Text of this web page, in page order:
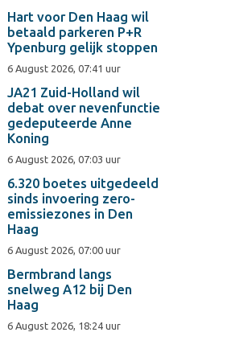
Hart voor Den Haag wil
betaald parkeren P+R
Ypenburg gelijk stoppen
6 August 2026, 07:41 uur
JA21 Zuid-Holland wil
debat over nevenfunctie
gedeputeerde Anne
Koning
6 August 2026, 07:03 uur
6.320 boetes uitgedeeld
sinds invoering zero-
emissiezones in Den
Haag
6 August 2026, 07:00 uur
Bermbrand langs
snelweg A12 bij Den
Haag
6 August 2026, 18:24 uur